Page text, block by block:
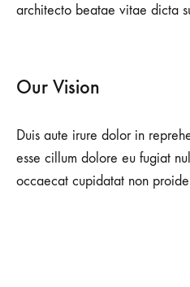
architecto beatae vitae dicta
Our Vision
Duis aute irure dolor in
esse cillum dolore eu fugiat
occaecat cupidatat non